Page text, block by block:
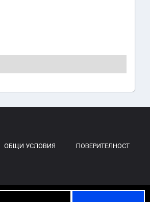
ОБЩИ УСЛОВИЯ ПОВЕРИТЕЛНОСТ